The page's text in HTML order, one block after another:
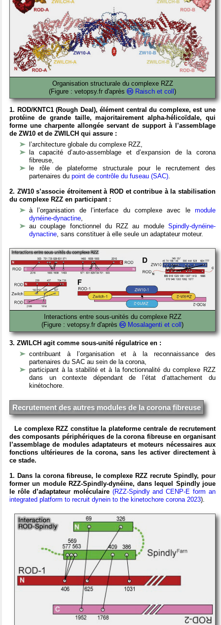
Organisation structurale du complexe RZZ
(Figure : vetopsy.fr d'après
Raisch et coll)
1. ROD/KNTC1 (Rough Deal), élément central du complexe, est une
protéine de grande taille, majoritairement alpha-hélicoïdale, qui
forme une charpente allongée servant de support à l’assemblage
de ZW10 et de ZWILCH qui assure :
l’architecture globale du complexe RZZ,
la capacité d’auto-assemblage et d’expansion de la corona
fibreuse,
le rôle de plateforme structurale pour le recrutement des
partenaires du point de contrôle du fuseau (SAC)
2. ZW10 s’associe étroitement à ROD et contribue à la stabilisation
du complexe RZZ en participant :
à l’organisation de l’interface du complexe avec le module
dynéine-dynactine
au couplage fonctionnel du RZZ au module Spindly-dynéine-
dynactine , sans constituer à elle seule un adaptateur moteur.
Interactions entre sous-unités du complexe RZZ
(Figure : vetopsy.fr d'après
Mosalagenti et coll )
3. ZWILCH agit comme sous-unité régulatrice en :
contribuant à l’organisation et à la reconnaissance des
partenaires du SAC au sein de la corona,
participant à la stabilité et à la fonctionnalité du complexe RZZ
dans un contexte dépendant de l’état d’attachement du
kinétochore.
Recrutement des autres modules de la corona fibreuse
Le complexe RZZ constitue la plateforme centrale de recrutement
des composants périphériques de la corona fibreuse en organisant
l’assemblage de modules adaptateurs et moteurs nécessaires aux
fonctions ultérieures de la corona, sans les activer directement à
ce stade.
1. Dans la corona fibreuse, le complexe RZZ recrute Spindly, pour
former un module RZZ-Spindly-dynéine, dans lequel Spindly joue
le rôle d’adaptateur moléculaire (RZZ‐Spindly and CENP‐E form an
integrated platform to recruit dynein to the kinetochore corona 2023).